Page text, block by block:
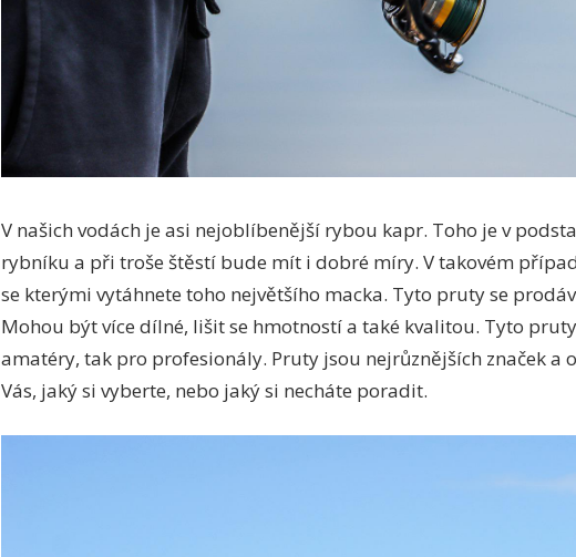
V našich vodách je asi nejoblíbenější rybou kapr. Toho je v
rybníku a při troše štěstí bude mít i dobré míry. V takovém
se kterými vytáhnete toho největšího macka. Tyto pruty se
Mohou být více dílné, lišit se hmotností a také kvalitou. Tyto
amatéry, tak pro profesionály. Pruty jsou nejrůznějších značek a
Vás, jaký si vyberte, nebo jaký si necháte poradit.